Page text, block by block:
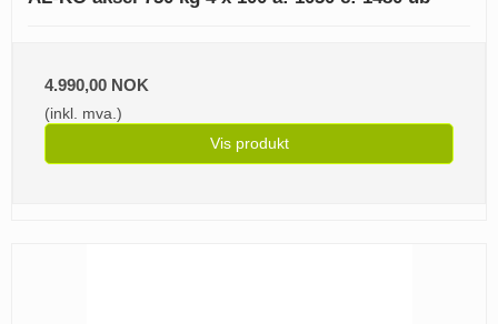
4.990,00 NOK
(inkl. mva.)
Vis produkt